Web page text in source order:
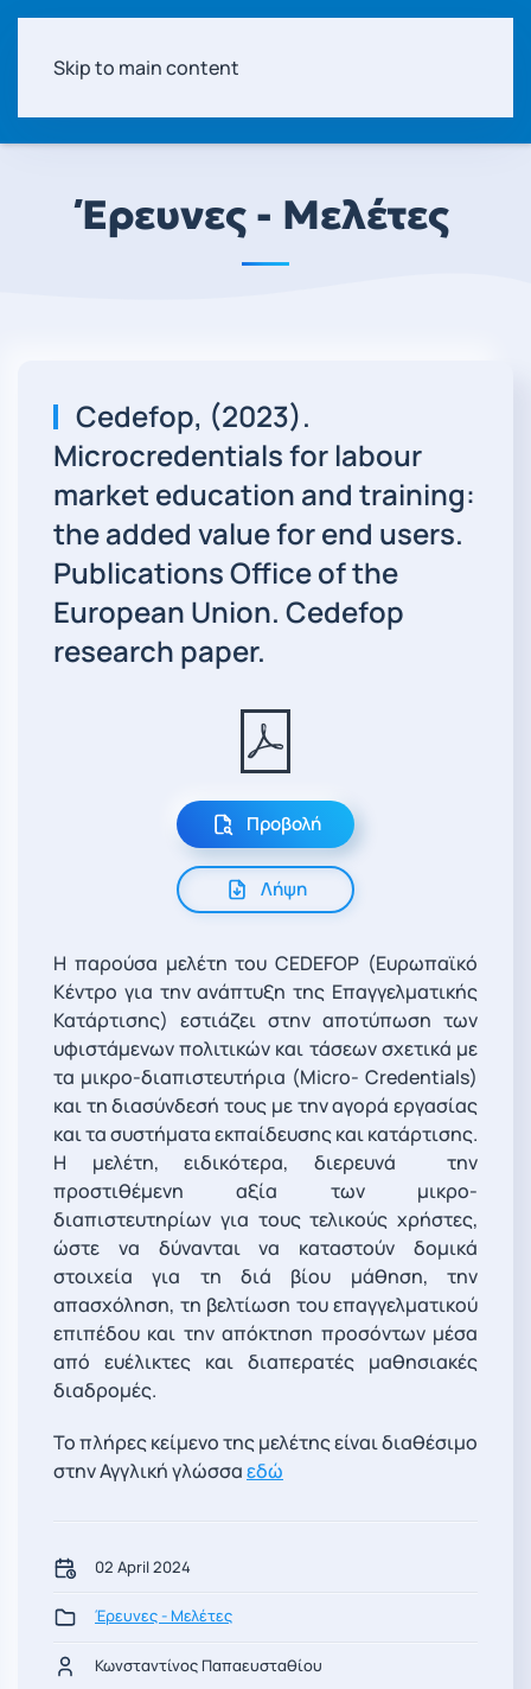
Skip to main content
Έρευνες - Μελέτες
Cedefop, (2023).
Microcredentials for labour
market education and training:
the added value for end users.
Publications Office of the
European Union. Cedefop
research paper.
Προβολή
Λήψη
Η παρούσα μελέτη του CEDEFOP (Ευρωπαϊκό
Κέντρο για την ανάπτυξη της Επαγγελματικής
Κατάρτισης) εστιάζει στην αποτύπωση των
υφιστάμενων πολιτικών και τάσεων σχετικά με
τα μικρο-διαπιστευτήρια (Micro- Credentials)
και τη διασύνδεσή τους με την αγορά εργασίας
και τα συστήματα εκπαίδευσης και κατάρτισης.
Η μελέτη, ειδικότερα, διερευνά την
προστιθέμενη αξία των μικρο-
διαπιστευτηρίων για τους τελικούς χρήστες,
ώστε να δύνανται να καταστούν δομικά
στοιχεία για τη διά βίου μάθηση, την
απασχόληση, τη βελτίωση του επαγγελματικού
επιπέδου και την απόκτηση προσόντων μέσα
από ευέλικτες και διαπερατές μαθησιακές
διαδρομές.
Το πλήρες κείμενο της μελέτης είναι διαθέσιμο
στην Αγγλική γλώσσαεδώ
02 April 2024
Έρευνες - Μελέτες
Κωνσταντίνος Παπαευσταθίου